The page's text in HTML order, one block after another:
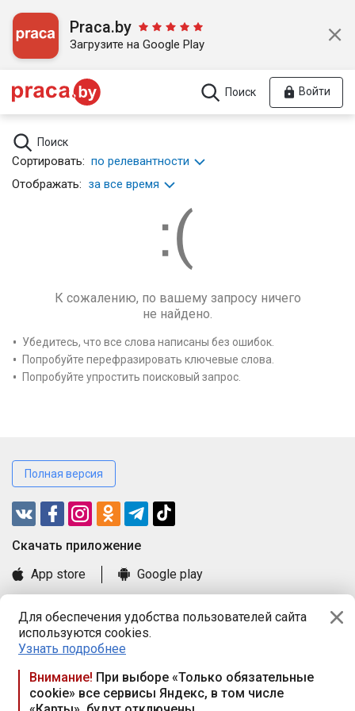
Для обеспечения удобства пользователей сайта
используются cookies.
Узнать подробнее
Внимание! При выборе «Только обязательные
cookie» все сервисы Яндекс, в том числе
Praca.by
Загрузите на Google Play
Поиск Войти
Поиск
Сортировать: по релевантности
Отображать: за все время
К сожалению, по вашему запросу ничего
не найдено.
Убедитесь, что все слова написаны без ошибок.
Попробуйте перефразировать ключевые слова.
Попробуйте упростить поисковый запрос.
Полная версия
Cкачать приложение
App store
Google play
Книга замечаний и предложений
Правила и документы
Praca.by © 2000—2026, ООО «ПРАЦА БАЙ»
Республика Беларусь, 220114, г. Минск, пр-т Независимости
117а, пом. № 9.